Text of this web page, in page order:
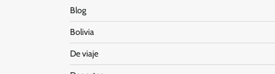
Blog
Bolivia
De viaje